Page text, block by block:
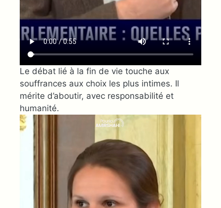
Le débat lié à la fin de vie touche aux
souffrances aux choix les plus intimes. Il
mérite d’aboutir, avec responsabilité et
humanité.